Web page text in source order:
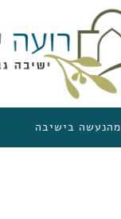
מהנעשה בישיבה